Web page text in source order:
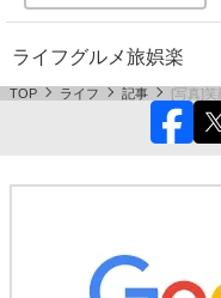
ライフグルメ旅娯楽
TOP ライフ 記事 [写真]